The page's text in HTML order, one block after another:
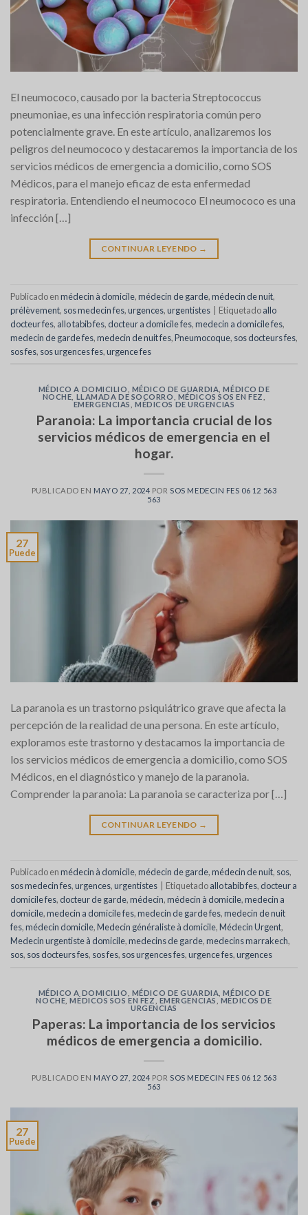
El neumococo, causado por la bacteria Streptococcus
pneumoniae, es una infección respiratoria común pero
potencialmente grave. En este artículo, analizaremos los
peligros del neumococo y destacaremos la importancia de los
servicios médicos de emergencia a domicilio, como SOS
Médicos, para el manejo eficaz de esta enfermedad
respiratoria. Entendiendo el neumococo El neumococo es una
infección […]
CONTINUAR LEYENDO →
Publicado enmédecin à domicile,médecin de garde,médecin de nuit,
prélèvement, sos medecin fes,urgences,urgentistes Etiquetadoallo
docteur fes, allo tabib fes, docteur a domicile fes,medecin a domicile fes,
medecin de garde fes,medecin de nuit fes,Pneumocoque, sos docteurs fes,
sos fes, sos urgences fes,urgence fes
MÉDICO A DOMICILIO MÉDICO DE GUARDIA ,MÉDICO DE
NOCHE LLAMADA DE SOCORRO MÉDICOS SOS EN FEZ
EMERGENCIAS
,MÉDICOS DE URGENCIAS
Paranoia: La importancia crucial de los
servicios médicos de emergencia en el
hogar.
PUBLICADO EN MAYO 27, 2024 POR SOS MEDECIN FES 06 12 563
563
27
Puede
La paranoia es un trastorno psiquiátrico grave que afecta la
percepción de la realidad de una persona. En este artículo,
exploramos este trastorno y destacamos la importancia de
los servicios médicos de emergencia a domicilio, como SOS
Médicos, en el diagnóstico y manejo de la paranoia.
Comprender la paranoia: La paranoia se caracteriza por […]
CONTINUAR LEYENDO →
Publicado enmédecin à domicile,médecin de garde,médecin de nuit, sos,
sos medecin fes,urgences,urgentistes Etiquetadoallo tabib fes, docteur a
domicile fes, docteur de garde,médecin,médecin à domicile,medecin a
domicile,medecin a domicile fes,medecin de garde fes,medecin de nuit
fes,médecin domicile,Medecin généraliste à domicile,Médecin Urgent,
Medecin urgentiste à domicile,medecins de garde,medecins marrakech,
sos, sos docteurs fes, sos fes, sos urgences fes,urgence fes,urgences
MÉDICO A DOMICILIO MÉDICO DE GUARDIA ,MÉDICO DE
NOCHE ,MÉDICOS SOS EN FEZ EMERGENCIAS ,MÉDICOS DE
URGENCIAS
Paperas: La importancia de los servicios
médicos de emergencia a domicilio.
PUBLICADO EN MAYO 27, 2024 POR SOS MEDECIN FES 06 12 563
563
27
Puede